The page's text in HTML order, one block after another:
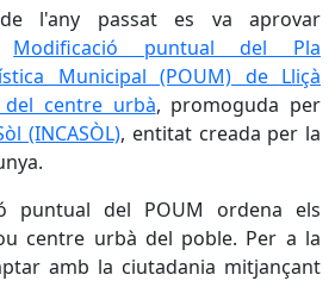
l'any passat es va aprovar
Modificació puntual del Pla
Municipal (POUM) de Lliçà
centre urbà, promoguda per
(INCASÒL), entitat creada per la
puntual del POUM ordena els
centre urbà del poble. Per a la
amb la ciutadania mitjançant